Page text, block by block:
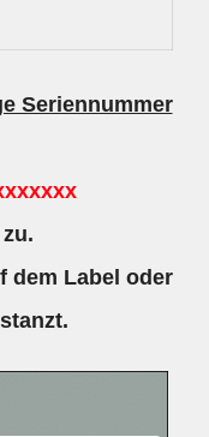
Seriennummer
dem Label oder